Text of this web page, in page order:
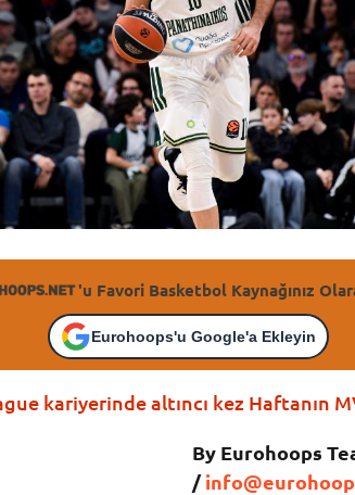
'u Favori Basketbol Kaynağınız
Eurohoops'u Google'a Ekleyin
kariyerinde altıncı kez Haftanın
By Eurohoops
/